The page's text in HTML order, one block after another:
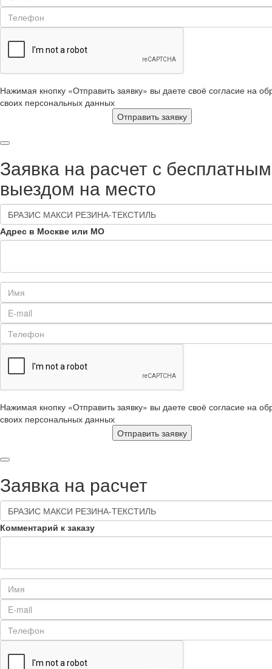
Нажимая кнопку «Отправить заявку» вы даете своё согласие на
своих персональных данных
Отправить заявку
Заявка на расчет с бесплатным
выездом на место
Адрес в Москве или МО
Нажимая кнопку «Отправить заявку» вы даете своё согласие на
своих персональных данных
Отправить заявку
Заявка на расчет
Комментарий к заказу